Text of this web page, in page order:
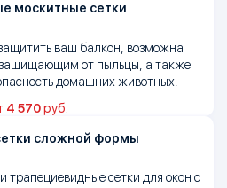
москитные сетки
ваш балкон, возможна
защищающим от пыльцы, а также
домашних животных.
4 570руб.
сложной формы
трапециевидные сетки для окон с